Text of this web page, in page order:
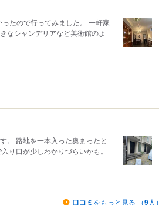
たので行ってみました。 一軒家
なシャンデリアなど美術館のよ
。 路地を一本入った奥まったと
り口が少しわかりづらいかも。
口コミ をもっと見る （9人）